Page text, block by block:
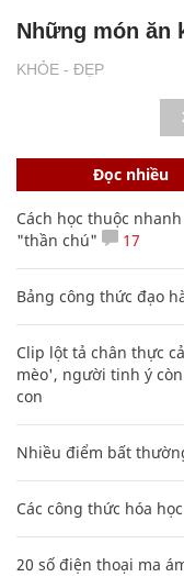
KHỎE - ĐẸP
Những món ăn
Đọc nhiều
Cách học thuộc
"thần chú"
17
Bảng công thức đạo
Clip lột tả chân thực
mèo', người tinh ý
con
Nhiều điểm bất
Các công thức hóa
20 số điện thoại ma